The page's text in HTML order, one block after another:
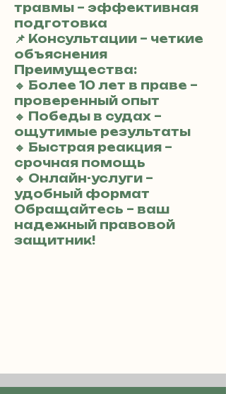
травмы – эффективная
подготовка
📌 Консультации – четкие
объяснения
Преимущества:
🔹 Более 10 лет в праве –
проверенный опыт
🔹 Победы в судах –
ощутимые результаты
🔹 Быстрая реакция –
срочная помощь
🔹 Онлайн-услуги –
удобный формат
Обращайтесь – ваш
надежный правовой
защитник!